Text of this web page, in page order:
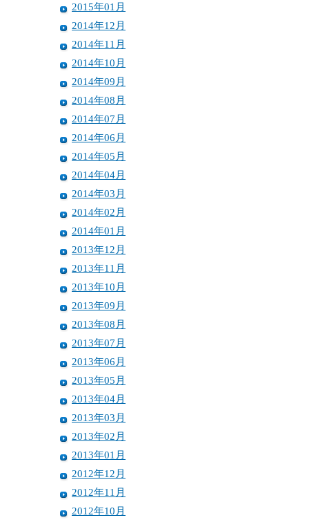
2015年01月
2014年12月
2014年11月
2014年10月
2014年09月
2014年08月
2014年07月
2014年06月
2014年05月
2014年04月
2014年03月
2014年02月
2014年01月
2013年12月
2013年11月
2013年10月
2013年09月
2013年08月
2013年07月
2013年06月
2013年05月
2013年04月
2013年03月
2013年02月
2013年01月
2012年12月
2012年11月
2012年10月